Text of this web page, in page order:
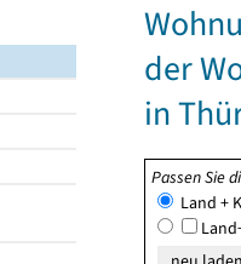
der
in
Passen Sie
Land +